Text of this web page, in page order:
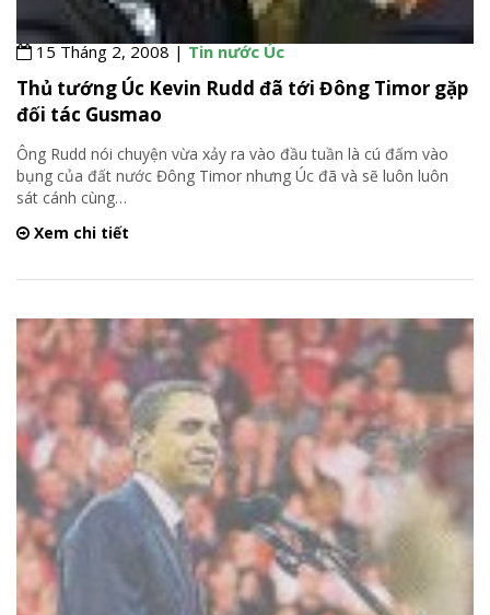
15 Tháng 2, 2008 |Tin nước Úc
Thủ tướng Úc Kevin Rudd đã tới Đông Timor gặp
đối tác Gusmao
Ông Rudd nói chuyện vừa xảy ra vào đầu tuần là cú đấm vào
bụng của đất nước Đông Timor nhưng Úc đã và sẽ luôn luôn
sát cánh cùng…
Xem chi tiết